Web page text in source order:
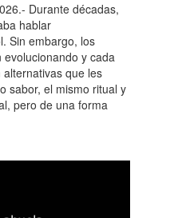
Durante décadas,
hablar
Sin embargo, los
y cada
que les
sabor, el mismo ritual y
pero de una forma